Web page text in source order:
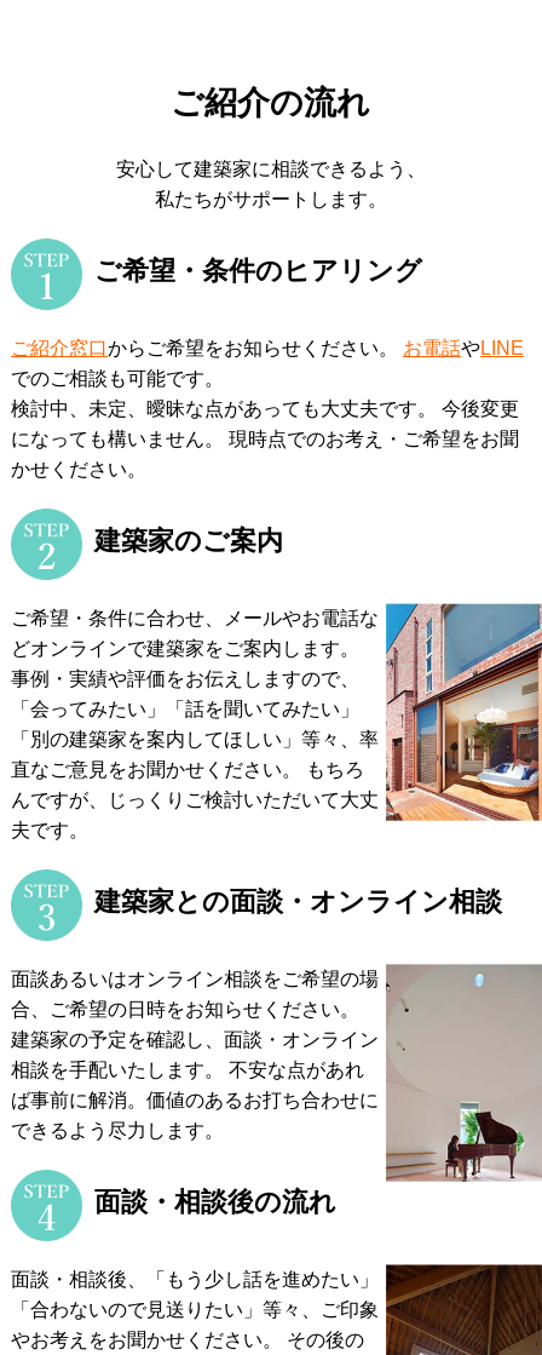
ご紹介の流れ
安心して建築家に相談できるよう、
私たちがサポートします。
ご希望・条件のヒアリング
ご紹介窓口 からご希望をお知らせください。 お電話やLINE
でのご相談も可能です。
検討中、未定、曖昧な点があっても大丈夫です。 今後変更
になっても構いません。
現時点でのお考え・ご希望をお聞
かせください。
建築家のご案内
ご希望・条件に合わせ、メールやお電話な
どオンラインで建築家をご案内します。
事例・実績や評価をお伝えしますので、
「会ってみたい」「話を聞いてみたい」
「別の建築家を案内してほしい」等々、率
直なご意見をお聞かせください。
もちろ
んですが、じっくりご検討いただいて大丈
夫です。
建築家との面談・オンライン相談
面談あるいはオンライン相談をご希望の場
合、ご希望の日時をお知らせください。
建築家の予定を確認し、面談・オンライン
相談を手配いたします。
不安な点があれ
ば事前に解消。価値のあるお打ち合わせに
できるよう尽力します。
面談・相談後の流れ
面談・相談後、「もう少し話を進めたい」
「合わないので見送りたい」等々、ご印象
やお考えをお聞かせください。 その後の